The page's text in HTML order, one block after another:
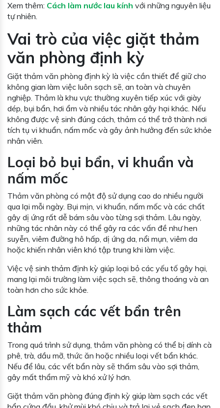
Xem thêm: Cách làm nước lau kính với những nguyên liệu
tự nhiên.
Vai trò của việc giặt thảm
văn phòng định kỳ
Giặt thảm văn phòng định kỳ là việc cần thiết để giữ cho
không gian làm việc luôn sạch sẽ, an toàn và chuyên
nghiệp. Thảm là khu vực thường xuyên tiếp xúc với giày
dép, bụi bẩn, hơi ẩm và nhiều tác nhân gây hại khác. Nếu
không được vệ sinh đúng cách, thảm có thể trở thành nơi
tích tụ vi khuẩn, nấm mốc và gây ảnh hưởng đến sức khỏe
nhân viên.
Loại bỏ bụi bẩn, vi khuẩn và
nấm mốc
Thảm văn phòng có mật độ sử dụng cao do nhiều người
qua lại mỗi ngày. Bụi mịn, vi khuẩn, nấm mốc và các chất
gây dị ứng rất dễ bám sâu vào từng sợi thảm. Lâu ngày,
những tác nhân này có thể gây ra các vấn đề như hen
suyễn, viêm đường hô hấp, dị ứng da, nổi mụn, viêm da
hoặc khiến nhân viên khó tập trung khi làm việc.
Việc vệ sinh thảm định kỳ giúp loại bỏ các yếu tố gây hại,
mang lại môi trường làm việc sạch sẽ, thông thoáng và an
toàn hơn cho sức khỏe.
Làm sạch các vết bẩn trên
thảm
Trong quá trình sử dụng, thảm văn phòng có thể bị dính cà
phê, trà, dầu mỡ, thức ăn hoặc nhiều loại vết bẩn khác.
Nếu để lâu, các vết bẩn này sẽ thấm sâu vào sợi thảm,
gây mất thẩm mỹ và khó xử lý hơn.
Giặt thảm văn phòng đúng định kỳ giúp làm sạch các vết